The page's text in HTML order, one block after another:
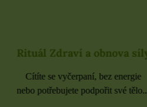
Rituál Zdraví a obnova síly
Cítíte se vyčerpaní, bez energie
nebo potřebujete podpořit své tělo...